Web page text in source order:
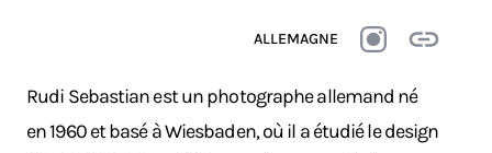
ALLEMAGNE
Rudi Sebastian est un photographe allemand né
en 1960 et basé à Wiesbaden, où il a étudié le design